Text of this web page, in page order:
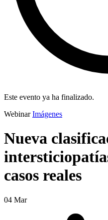
Este evento ya ha finalizado.
WebinarImágenes
Nueva
casos reales
04 Mar